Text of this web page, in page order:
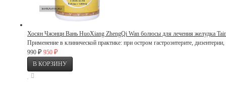
Хосян Чжэнци Вань HuoXiang ZhengQi Wan болюсы для лечения желудка
Применение в клинической практике: при остром гастроэнтерите,
990 ₽ 950 ₽